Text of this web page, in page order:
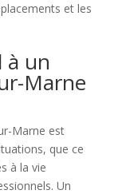
et les
à un
Marne
Marne est
que ce
à la vie
Un